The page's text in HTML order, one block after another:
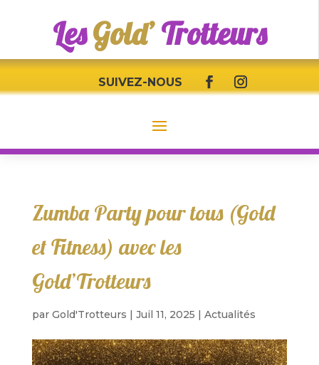
LesGold’Trotteurs
SUIVEZ-NOUS
Zumba Party pour tous (Gold
et Fitness) avec les
Gold’Trotteurs
par Gold'Trotteurs | Juil 11, 2025 | Actualités